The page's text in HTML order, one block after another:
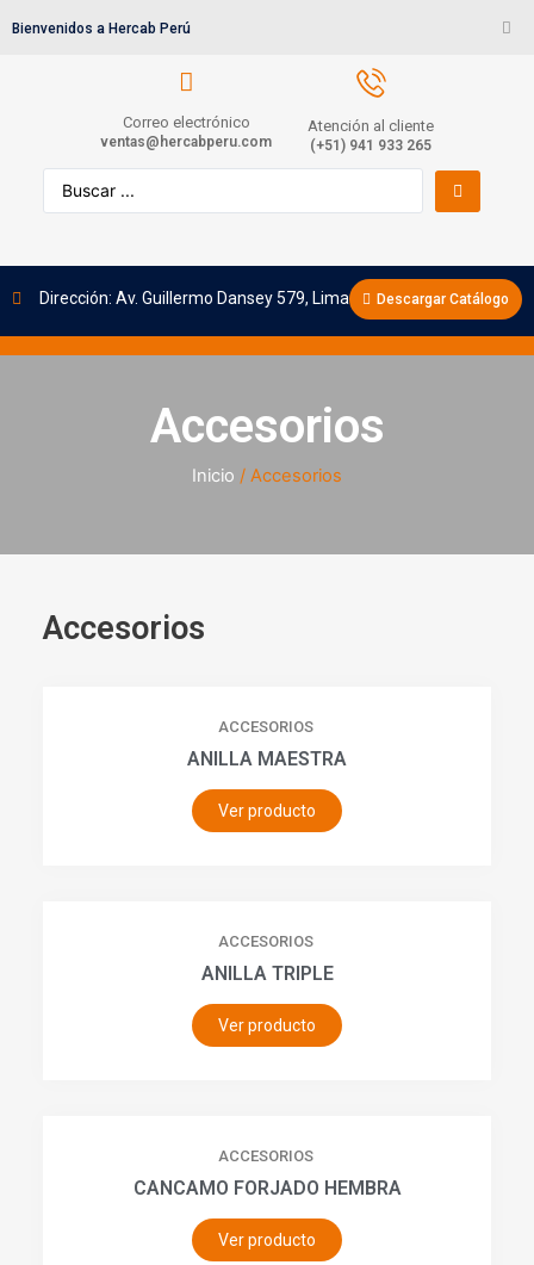
Bienvenidos a Hercab Perú
Correo electrónico
ventas@hercabperu.com
Atención al cliente
(+51) 941 933 265
Dirección: Av. Guillermo Dansey 579, Lima Descargar Catálogo
Accesorios
Inicio / Accesorios
Accesorios
ACCESORIOS
ANILLA MAESTRA
Ver producto
ACCESORIOS
ANILLA TRIPLE
Ver producto
ACCESORIOS
CANCAMO FORJADO HEMBRA
Ver producto